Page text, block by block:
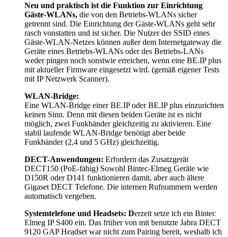
Neu und praktisch ist die Funktion zur Einrichtung
Gäste-WLANs, die von den Betriebs-WLANs sicher
getrennt sind. Die Einrichtung der Gäste-WLANs geht sehr
rasch vonstatten und ist sicher. Die Nutzer der SSID eines
Gäste-WLAN-Netzes können außer dem Internetgateway die
Geräte eines Betriebs-WLANs oder des Betriebs-LANs
weder pingen noch sonstwie erreichen, wenn eine BE.IP plus
mit aktueller Firmware eingesetzt wird. (gemäß eigener Tests
mit IP Netzwerk Scanner).
WLAN-Bridge:
Eine WLAN-Bridge einer BE.IP oder BE.IP plus einzurichten
keinen Sinn. Denn mit diesen beiden Geräte ist es nicht
möglich, zwei Funkbänder gleichzeitig zu aktivieren. Eine
stabil laufende WLAN-Bridge benötigt aber beide
Funkbänder (2,4 und 5 GHz) gleichzeitig.
DECT-Anwendungen: Erfordern das Zusatzgerät
DECT150 (PoE-fähig) Sowohl Bintec-Elmeg Geräte wie
D150R oder D141 funktionieren damit, aber auch ältere
Gigaset DECT Telefone. Die internen Rufnummern werden
automatisch vergeben.
Systemtelefone und Headsets: Derzeit setze ich ein Bintec
Elmeg IP S400 ein. Das früher von mit benutzte Jabra DECT
9120 GAP Headset war nicht zum Pairing bereit, weshalb ich